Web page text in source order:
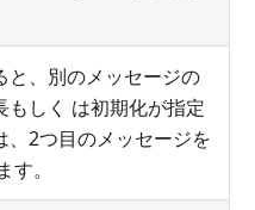
と、別のメッセージの
しく は初期化が指定
、2つ目のメッセージを
。